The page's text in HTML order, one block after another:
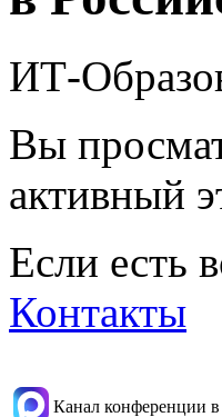
ИТ-
Вы
активный
Если есть
Контакты
Канал конференции в